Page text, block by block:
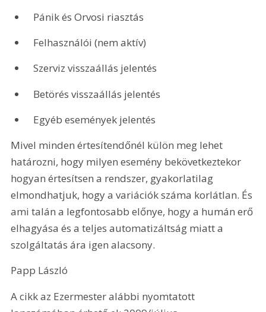
Pánik és Orvosi riasztás
Felhasználói (nem aktív)
Szerviz visszaállás jelentés
Betörés visszaállás jelentés
Egyéb események jelentés
Mivel minden értesítendőnél külön meg lehet
határozni, hogy milyen esemény bekövetkeztekor
hogyan értesítsen a rendszer, gyakorlatilag
elmondhatjuk, hogy a variációk száma korlátlan. És
ami talán a legfontosabb előnye, hogy a humán erő
elhagyása és a teljes automatizáltság miatt a
szolgáltatás ára igen alacsony.
Papp László
A cikk az Ezermester alábbi nyomtatott